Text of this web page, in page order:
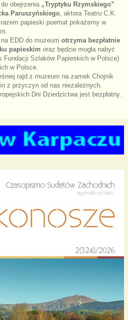
obejrzenia „Tryptyku Rzymskiego”
Paruszyńskiego, aktora Teatru C.K.
papieski poemat pokażemy w
EDD do muzeum otrzyma bezpłatnie
papieskim oraz będzie mogła nabyć
Fundacji Szlaków Papieskich w Polsce)
w Polsce.
rajd z muzeum na zamek Chojnik
z przyczyn od nas niezależnych.
Dni Dziedzictwa jest bezpłatny.